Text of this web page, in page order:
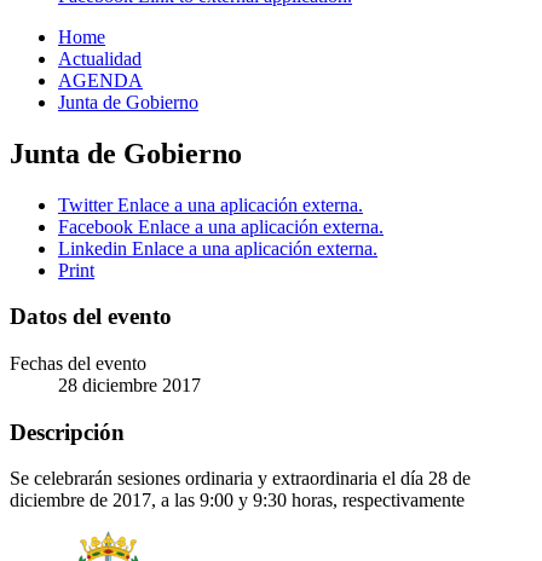
Home
Actualidad
AGENDA
Junta de Gobierno
Junta de Gobierno
Twitter Enlace a una aplicación externa.
Facebook Enlace a una aplicación externa.
Linkedin Enlace a una aplicación externa.
Print
Datos del evento
Fechas del evento
28 diciembre 2017
Descripción
Se celebrarán sesiones ordinaria y extraordinaria el día 28 de
diciembre de 2017, a las 9:00 y 9:30 horas, respectivamente